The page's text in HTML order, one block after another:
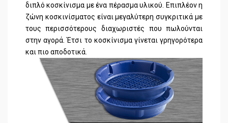
διπλό κοσκίνισμα με ένα πέρασμα υλικού. Επιπλέον η
ζώνη κοσκινίσματος είναι μεγαλύτερη συγκριτικά με
τους περισσότερους διαχωριστές που πωλούνται
στην αγορά. Έτσι το κοσκίνισμα γίνεται γρηγορότερα
και πιο αποδοτικά.